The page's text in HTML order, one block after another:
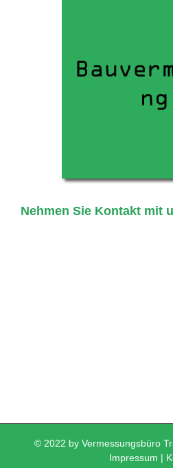
Nehmen Sie Kontakt mit
© 2022 by Vermessungsbüro
Impressum |